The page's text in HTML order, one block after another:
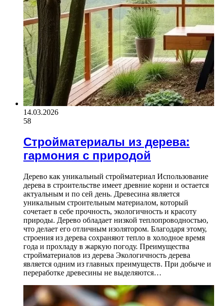
14.03.2026
58
Стройматериалы из дерева:
гармония с природой
Дерево как уникальный стройматериал Использование
дерева в строительстве имеет древние корни и остается
актуальным и по сей день. Древесина является
уникальным строительным материалом, который
сочетает в себе прочность, экологичность и красоту
природы. Дерево обладает низкой теплопроводностью,
что делает его отличным изолятором. Благодаря этому,
строения из дерева сохраняют тепло в холодное время
года и прохладу в жаркую погоду. Преимущества
стройматериалов из дерева Экологичность дерева
является одним из главных преимуществ. При добыче и
переработке древесины не выделяются…